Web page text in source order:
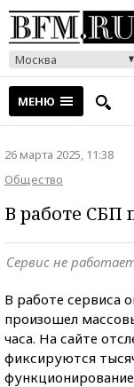
Москва
МЕНЮ
26 марта 2025, 11:38
Общество
В работе СБП
Сервис не
В работе сервиса
произошел
часа. На сайте
фиксируются